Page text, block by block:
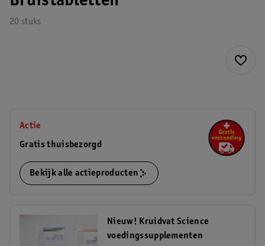
20 stuks
Actie
Gratis thuisbezorgd
Bekijk alle actieproducten
Nieuw! Kruidvat Science
voedingssupplementen